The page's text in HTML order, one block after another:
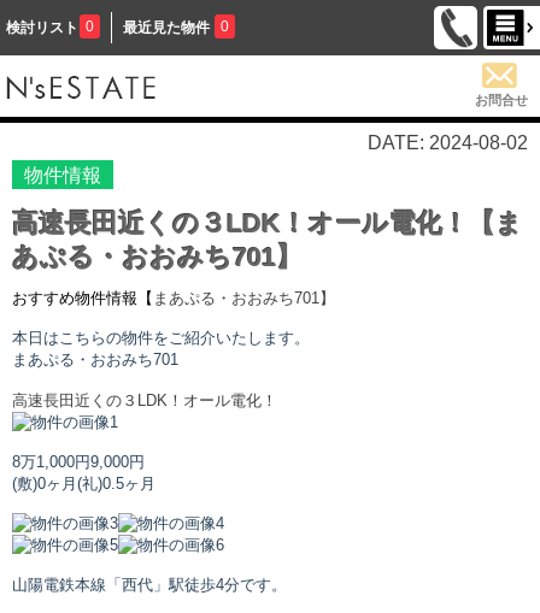
検討リスト 0 最近見た物件 0
お問合せ
DATE: 2024-08-02
物件情報
高速長田近くの３LDK！オール電化！【ま
あぷる・おおみち701】
おすすめ物件情報【 まあぷる・おおみち701】
本日はこちらの物件をご紹介いたします。
まあぷる・おおみち701
高速長田近くの３LDK！オール電化！
8万1,000円9,000円
(敷)0ヶ月 (礼)0.5ヶ月
山陽電鉄本線「西代」駅徒歩4分です。